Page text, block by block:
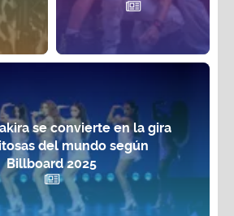
se convierte en la gira
del mundo según
Billboard 2025